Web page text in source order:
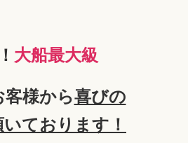
大船最大級
様から喜びの
ております！